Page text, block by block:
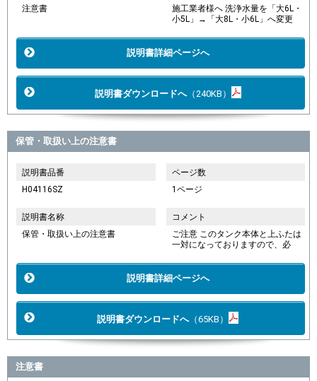
注意書
施工業者様へ 洗浄水量を「大6L・
小5L」→「大8L・小6L」へ変更
説明書詳細ページへ
説明書ダウンロードへ（240KB）
保管・取扱い上の注意書
説明書品番
H04116SZ
ページ数
1ページ
説明書名称
保管・取扱い上の注意書
コメント
ご注意 このタンク本体と上ふたは
一対になっておりますので、必
説明書詳細ページへ
説明書ダウンロードへ（65KB）
注意書